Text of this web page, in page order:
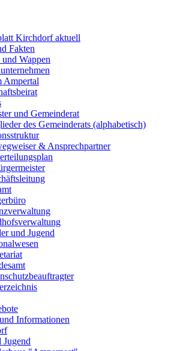
Kirchdorf aktuell
Fakten
Wappen
Ampertal
und Gemeinderat
des Gemeinderats (alphabetisch)
& Ansprechpartner
und Jugend
Informationen